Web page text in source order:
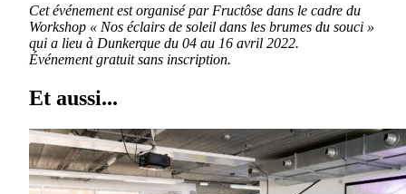
Cet événement est organisé par Fructôse dans le cadre du
Workshop « Nos éclairs de soleil dans les brumes du souci »
qui a lieu à Dunkerque du 04 au 16 avril 2022.
Événement gratuit sans inscription.
Et aussi...